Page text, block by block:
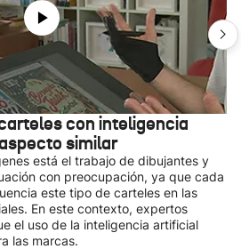
con inteligencia
similar
está el trabajo de dibujantes y
con preocupación, ya que cada
este tipo de carteles en las
En este contexto, expertos
el uso de la inteligencia artificial
las marcas.